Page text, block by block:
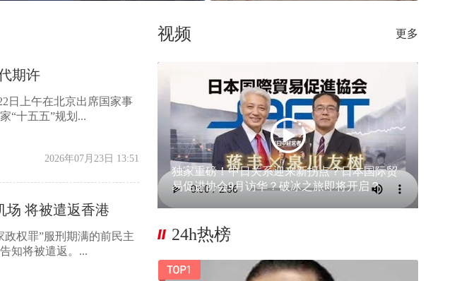
期许
日上午在北京出席国家事
“十五五”规划...
2026年07月23日 13:51
场 将被遣返香港
权罪”服刑期满的前民主
知将被遣返。...
视频 更多
独家重磅！中日关系迎来新拐点？日本国际贸
易促进协会9月访华？破冰之旅即将开启？
24h热榜